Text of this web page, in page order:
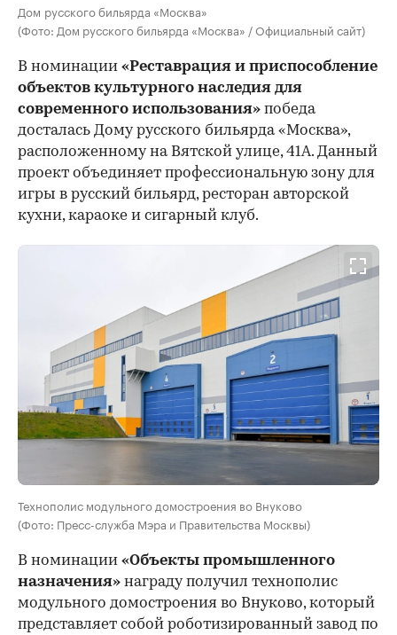
Дом русского бильярда «Москва»
(Фото: Дом русского бильярда «Москва» / Официальный сайт)
В номинации «Реставрация и приспособление
объектов культурного наследия для
современного использования» победа
досталась Дому русского бильярда «Москва»,
расположенному на Вятской улице, 41А. Данный
проект объединяет профессиональную зону для
игры в русский бильярд, ресторан авторской
кухни, караоке и сигарный клуб.
Технополис модульного домостроения во Внуково
(Фото: Пресс-служба Мэра и Правительства Москвы)
В номинации «Объекты промышленного
назначения» награду получил технополис
модульного домостроения во Внуково, который
представляет собой роботизированный завод по